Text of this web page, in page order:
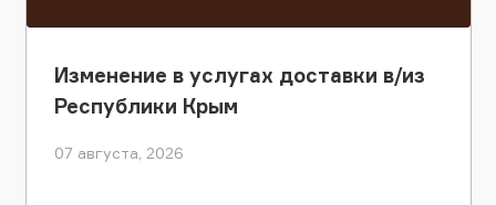
Изменение в услугах доставки в/из
Республики Крым
07 августа, 2026